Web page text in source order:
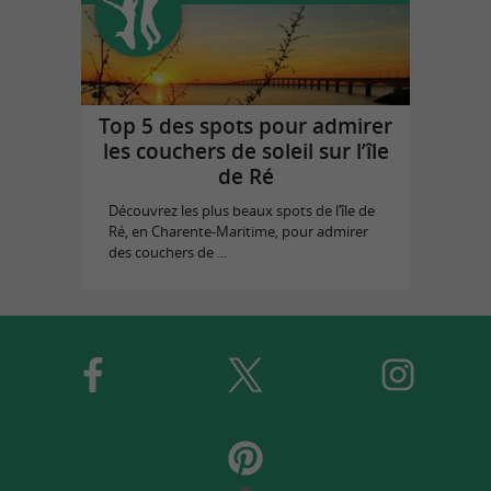
Top 5 des spots pour admirer
les couchers de soleil sur l’île
de Ré
Découvrez les plus beaux spots de l’île de
Ré, en Charente-Maritime, pour admirer
des couchers de ...